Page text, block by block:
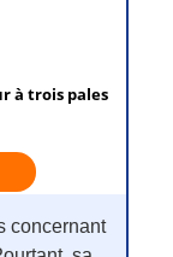
à trois pales
concernant